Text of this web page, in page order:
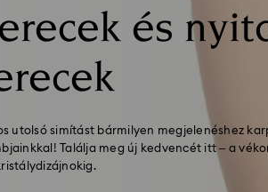
és
utolsó simítást bármilyen megjelenéshez
Találja meg új kedvencét itt – a